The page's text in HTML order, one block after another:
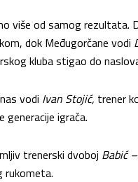
više od samog rezultata.
dok Međugorčane vodi
kluba stigao do
vodi Ivan Stojić, trener
generacije igrača.
trenerski dvoboj Babić
rukometa.